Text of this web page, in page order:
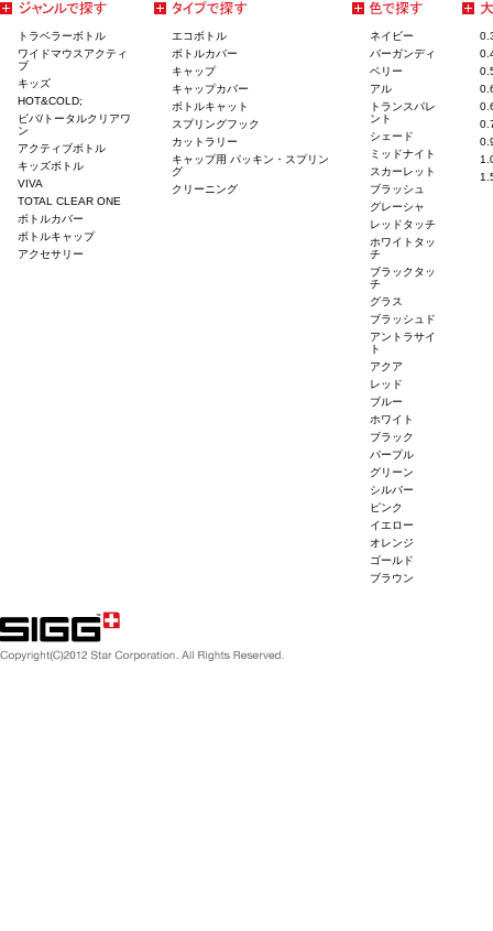
トラベラーボトル
ワイドマウスアクティ
ブ
キッズ
HOT&COLD;
ビバ/トータルクリアワ
ン
アクティブボトル
キッズボトル
VIVA
TOTAL CLEAR ONE
ボトルカバー
ボトルキャップ
アクセサリー
エコボトル
ボトルカバー
キャップ
キャップカバー
ボトルキャット
スプリングフック
カットラリー
キャップ用 パッキン・スプリン
グ
クリーニング
ネイビー
バーガンディ
ベリー
アル
トランスパレ
ント
シェード
ミッドナイト
スカーレット
ブラッシュ
グレーシャ
レッドタッチ
ホワイトタッ
チ
ブラックタッ
チ
グラス
ブラッシュド
アントラサイ
ト
アクア
レッド
ブルー
ホワイト
ブラック
パープル
グリーン
シルバー
ピンク
イエロー
オレンジ
ゴールド
ブラウン